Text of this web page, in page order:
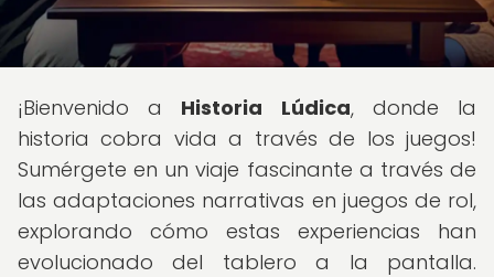
¡Bienvenido a Historia Lúdica, donde la
historia cobra vida a través de los juegos!
Sumérgete en un viaje fascinante a través de
las adaptaciones narrativas en juegos de rol,
explorando cómo estas experiencias han
evolucionado del tablero a la pantalla.